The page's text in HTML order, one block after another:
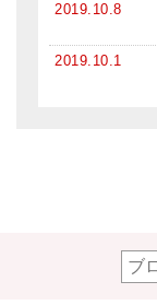
2019.10.8
2019.10.1